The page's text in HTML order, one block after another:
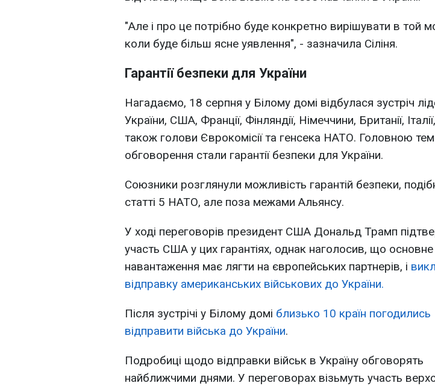
"Але і про це потрібно буде конкретно вирішувати в той
коли буде більш ясне уявлення", - зазначила Сіліня.
Гарантії безпеки для України
Нагадаємо, 18 серпня у Білому домі відбулася зустріч
України, США, Франції, Фінляндії, Німеччини, Британії,
також голови Єврокомісії та генсека НАТО. Головною
обговорення стали гарантії безпеки для України.
Союзники розглянули можливість гарантій безпеки,
статті 5 НАТО, але поза межами Альянсу.
У ході переговорів президент США Дональд Трамп
участь США у цих гарантіях, однак наголосив, що основне
навантаження має лягти на європейських партнерів, і
відправку американських військових до України.
Після зустрічі у Білому домі близько 10 країн погодились
відправити війська до України.
Подробиці щодо відправки військ в Україну обговорять
найближчими днями. У переговорах візьмуть участь